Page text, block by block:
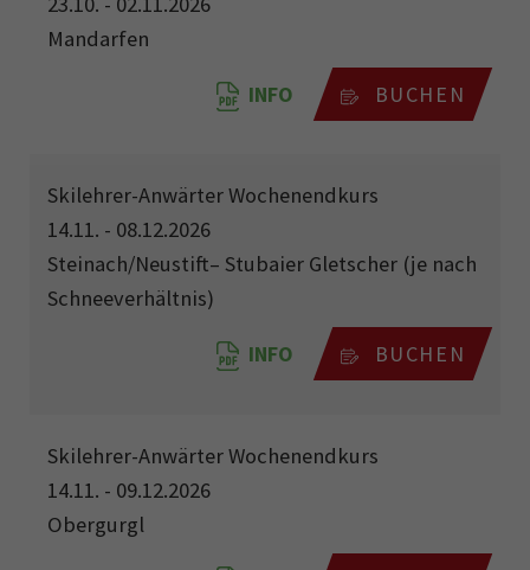
Mandarfen
INFO BUCHEN
Skilehrer-Anwärter Wochenendkurs
14.11. - 08.12.2026
Steinach/Neustift– Stubaier Gletscher (je nach
Schneeverhältnis)
INFO BUCHEN
Skilehrer-Anwärter Wochenendkurs
14.11. - 09.12.2026
Obergurgl